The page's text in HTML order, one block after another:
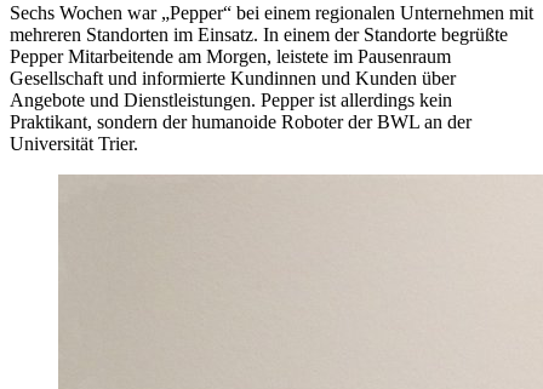
Sechs Wochen war „Pepper“ bei einem regionalen Unternehmen mit
mehreren Standorten im Einsatz. In einem der Standorte begrüßte
Pepper Mitarbeitende am Morgen, leistete im Pausenraum
Gesellschaft und informierte Kundinnen und Kunden über
Angebote und Dienstleistungen. Pepper ist allerdings kein
Praktikant, sondern der humanoide Roboter der BWL an der
Universität Trier.